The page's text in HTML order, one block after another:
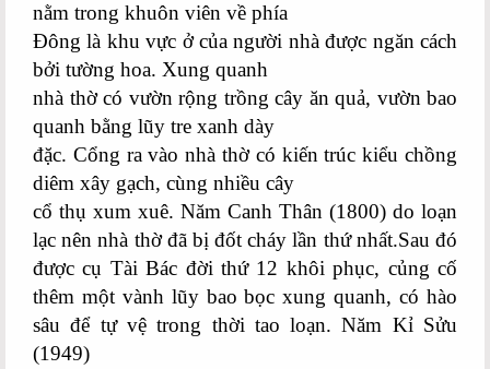
nằm trong khuôn viên về phía
Đông là khu vực ở của người nhà được ngăn cách
bởi tường hoa. Xung quanh
nhà thờ có vườn rộng trồng cây ăn quả, vườn bao
quanh bằng lũy tre xanh dày
đặc. Cổng ra vào nhà thờ có kiến trúc kiểu chồng
diêm xây gạch, cùng nhiều cây
cổ thụ xum xuê. Năm Canh Thân (1800) do loạn
lạc nên nhà thờ đã bị đốt cháy lần thứ nhất.Sau đó
được cụ Tài Bác đời thứ 12 khôi phục, củng cố
thêm một vành lũy bao bọc xung quanh, có hào
sâu để tự vệ trong thời tao loạn. Năm Kỉ Sửu
(1949)